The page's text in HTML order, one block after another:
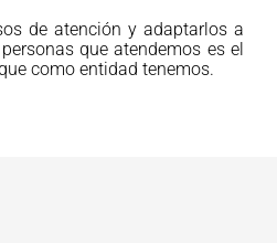
de atención y adaptarlos a
que atendemos es el
como entidad tenemos.